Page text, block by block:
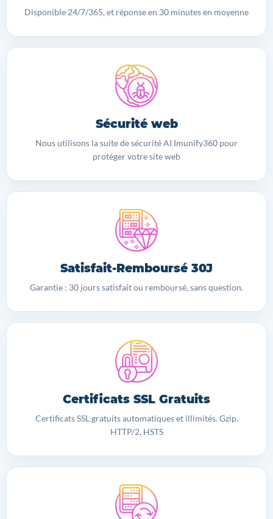
Disponible 24/7/365, et réponse en 30 minutes en moyenne
Sécurité web
Nous utilisons la suite de sécurité AI Imunify360 pour
protéger votre site web
Satisfait-Remboursé 30J
Garantie : 30 jours satisfait ou remboursé, sans question.
Certificats SSL Gratuits
Certificats SSL gratuits automatiques et illimités. Gzip,
HTTP/2, HSTS